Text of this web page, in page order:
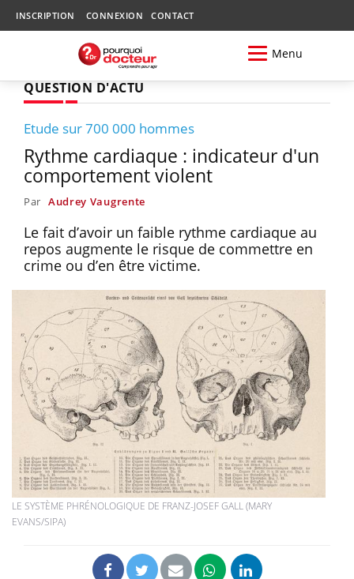
INSCRIPTION CONNEXION CONTACT
Menu
QUESTION D'ACTU
Etude sur 700 000 hommes
Rythme cardiaque : indicateur d'un
comportement violent
Par Audrey Vaugrente
Le fait d’avoir un faible rythme cardiaque au
repos augmente le risque de commettre en
crime ou d’en être victime.
LE SYSTÈME PHRÉNOLOGIQUE DE FRANZ-JOSEF GALL (MARY
EVANS/SIPA)